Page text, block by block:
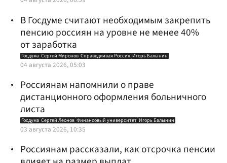
В Госдуме считают необходимым закрепить
пенсию россиян на уровне не менее 40%
от заработка
Госдума Сергей Миронов Справедливая Россия Игорь Балынин
04 августа 2026, 05:03
Россиянам напомнили о праве
дистанционного оформления больничного
листа
Госдума Сергей Леонов Финансовый университет Игорь Балынин
03 августа 2026, 10:35
Россиянам рассказали, как отсрочка пенсии